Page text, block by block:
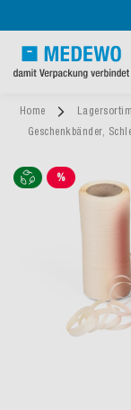
Home
Geschenkbänder,
%